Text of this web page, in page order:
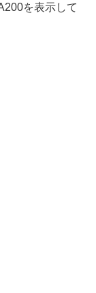
を表示して